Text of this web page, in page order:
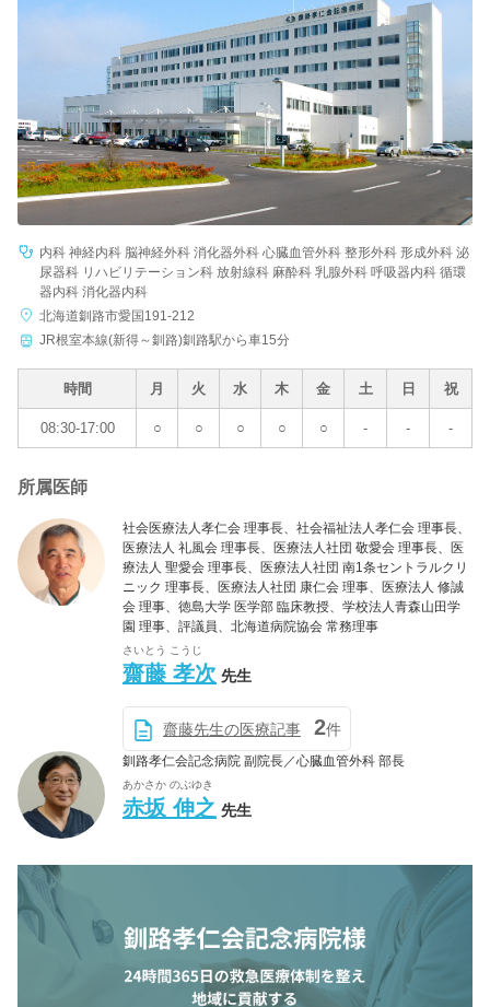
内科 神経内科 脳神経外科 消化器外科 心臓血管外科 整形外科 形成外科 泌
尿器科 リハビリテーション科 放射線科 麻酔科 乳腺外科 呼吸器内科 循環
器内科 消化器内科
北海道釧路市愛国191-212
JR根室本線(新得～釧路)釧路駅から車15分
時間 月 火 水 木 金 土 日 祝
08:30-17:00 ○ ○ ○ ○ ○ - - -
所属医師
社会医療法人孝仁会 理事長、社会福祉法人孝仁会 理事長、
医療法人 礼風会 理事長、医療法人社団 敬愛会 理事長、医
療法人 聖愛会 理事長、医療法人社団 南1条セントラルクリ
ニック 理事長、医療法人社団 康仁会 理事、医療法人 修誠
会 理事、徳島大学 医学部 臨床教授、学校法人青森山田学
園 理事、評議員、北海道病院協会 常務理事
さいとう こうじ
齋藤 孝次 先生
齋藤先生の医療記事 2件
釧路孝仁会記念病院 副院長／心臓血管外科 部長
あかさか のぶゆき
赤坂 伸之 先生